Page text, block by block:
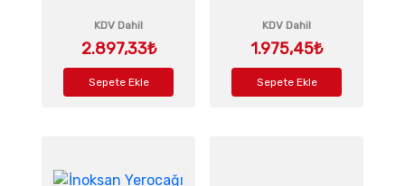
KDV Dahil
2.897,33₺
Sepete Ekle
KDV Dahil
1.975,45₺
Sepete Ekle